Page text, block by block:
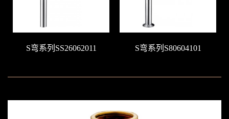
S弯系列SS26062011 S弯系列S80604101